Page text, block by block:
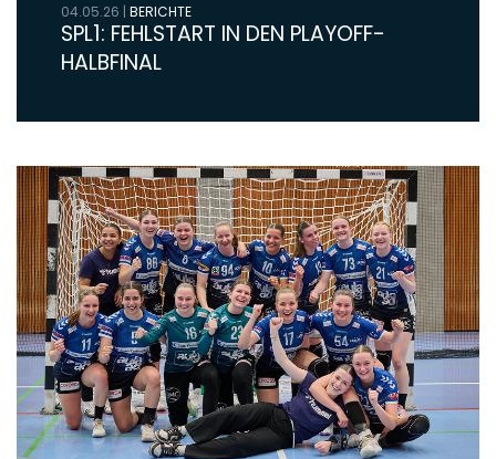
04.05.26 | BERICHTE
SPL1: FEHLSTART IN DEN PLAYOFF-
HALBFINAL